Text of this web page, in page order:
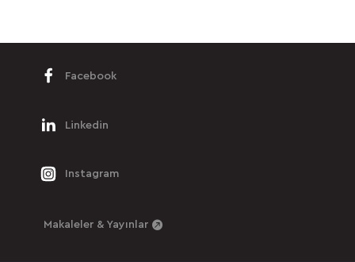
Facebook
Linkedin
Instagram
Makaleler & Yayınlar